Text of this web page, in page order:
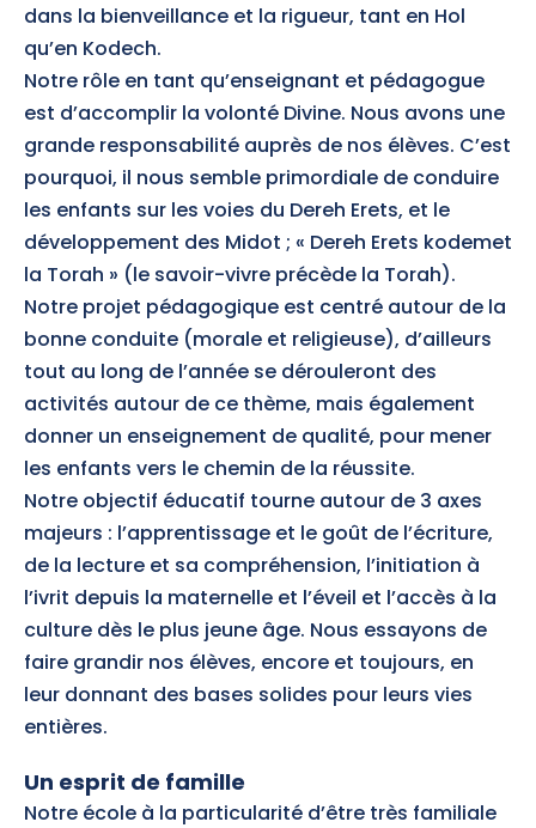
dans la bienveillance et la rigueur, tant en Hol
qu’en Kodech.
Notre rôle en tant qu’enseignant et pédagogue
est d’accomplir la volonté Divine. Nous avons une
grande responsabilité auprès de nos élèves. C’est
pourquoi, il nous semble primordiale de conduire
les enfants sur les voies du Dereh Erets, et le
développement des Midot ; « Dereh Erets kodemet
la Torah » (le savoir-vivre précède la Torah).
Notre projet pédagogique est centré autour de la
bonne conduite (morale et religieuse), d’ailleurs
tout au long de l’année se dérouleront des
activités autour de ce thème, mais également
donner un enseignement de qualité, pour mener
les enfants vers le chemin de la réussite.
Notre objectif éducatif tourne autour de 3 axes
majeurs : l’apprentissage et le goût de l’écriture,
de la lecture et sa compréhension, l’initiation à
l’ivrit depuis la maternelle et l’éveil et l’accès à la
culture dès le plus jeune âge. Nous essayons de
faire grandir nos élèves, encore et toujours, en
leur donnant des bases solides pour leurs vies
entières.
Un esprit de famille
Notre école à la particularité d’être très familiale